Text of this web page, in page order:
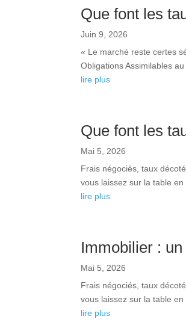
Que font les
Juin 9, 2026
« Le marché reste certes
Obligations Assimilables
lire plus
Que font les
Mai 5, 2026
Frais négociés, taux
vous laissez sur la table en
lire plus
Immobilier :
Mai 5, 2026
Frais négociés, taux
vous laissez sur la table en
lire plus